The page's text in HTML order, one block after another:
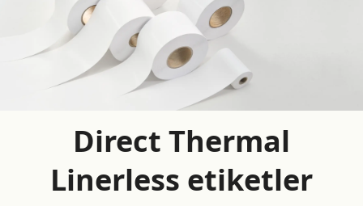
Direct Thermal
Linerless etiketler